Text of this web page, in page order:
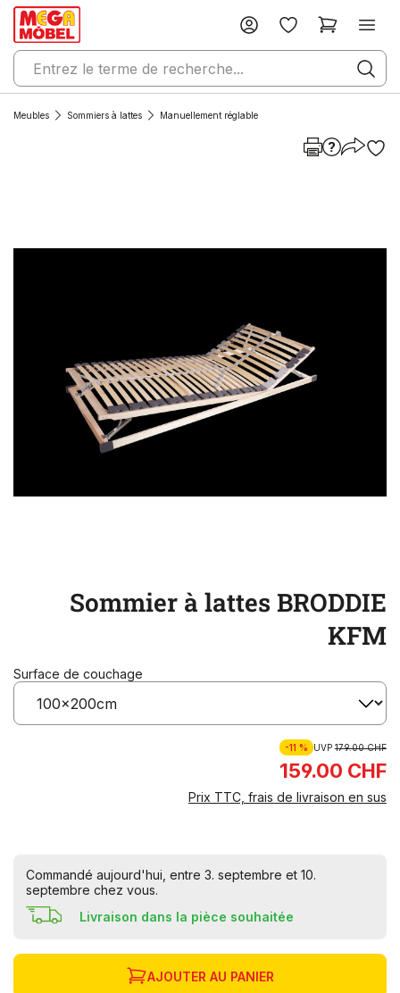
Meubles Sommiers à lattes Manuellement réglable
Sommier à lattes BRODDIE
KFM
Surface de couchage
-11 % UVP179.00 CHF
159.00 CHF
Prix TTC, frais de livraison en sus
Commandé aujourd'hui, entre 3. septembre et 10.
septembre chez vous.
Livraison dans la pièce souhaitée
AJOUTER AU PANIER